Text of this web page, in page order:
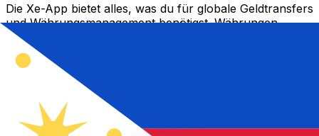
Die Xe-App bietet alles, was du für globale Geldtransfers
und Währungsmanagement benötigst. Währungen
umrechnen, Kursbenachrichtigungen einrichten und
Geld ins Ausland überweisen, ohne versteckte
Gebühren. Heute herunterladen!